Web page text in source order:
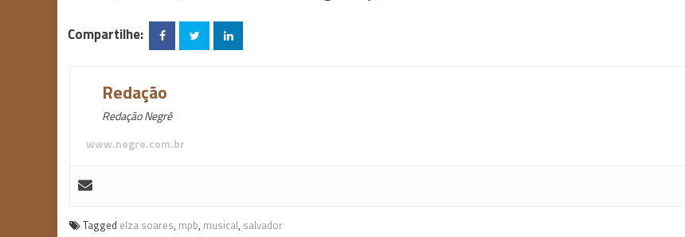
Compartilhe:
Redação
Redação Negrê
www.negre.com.br
Tagged elza soares, mpb, musical, salvador